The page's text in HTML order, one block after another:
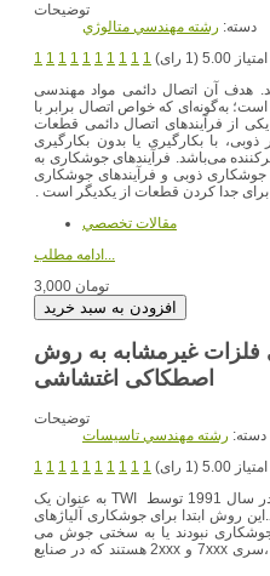
توضیحات
دسته: رشته مهندسي متالوژي
1 1 1 1 1 1 1 1 1 1
امتیاز 5.00 (1 رای)
هدف آن اتصال دائمی مواد مهندسی
به‌گونه‌ای که خواص اتصال برابر با
از فرآیندهای اتصال دائمی قطعات
با بکارگیری یا بدون بکارگیری
می‌باشد. فرآیندهای جوشکاری به
ذوبی و فرآیندهای جوشکاری
جدا کردن قطعات از یکدیگر است .
مقالات تخصصي
ادامه مطلب...
3,000 تومان
فلزات غیرمشابه به روش
اصطکاکی اغتشاشی
توضیحات
دسته: رشته مهندسي تاسيسات
1 1 1 1 1 1 1 1 1 1
امتیاز 5.00 (1 رای)
FSW یک شیوه ی نسبتاً جدیدی است که در سال 1991 توسط TWI به عنوان یک
روش ابتدا برای جوشکاری آلیاژهای
نبودند یا به سختی جوش می
خوردند به کار برده شد.از جمله این آلیاژها ،سری 7xxx و 2xxx هستند که در صنایع